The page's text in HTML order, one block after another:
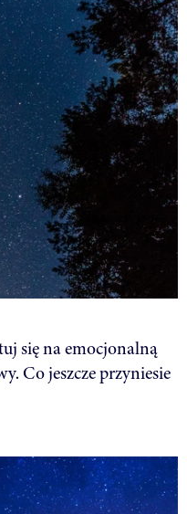
się na emocjonalną
Co jeszcze przyniesie